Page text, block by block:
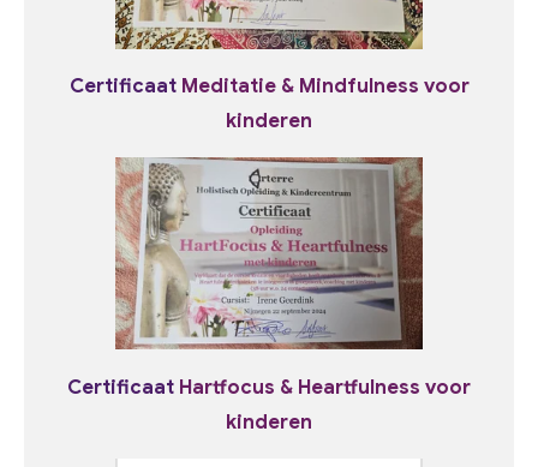
Certificaat Meditatie & Mindfulness voor
kinderen
Certificaat Hartfocus & Heartfulness voor
kinderen